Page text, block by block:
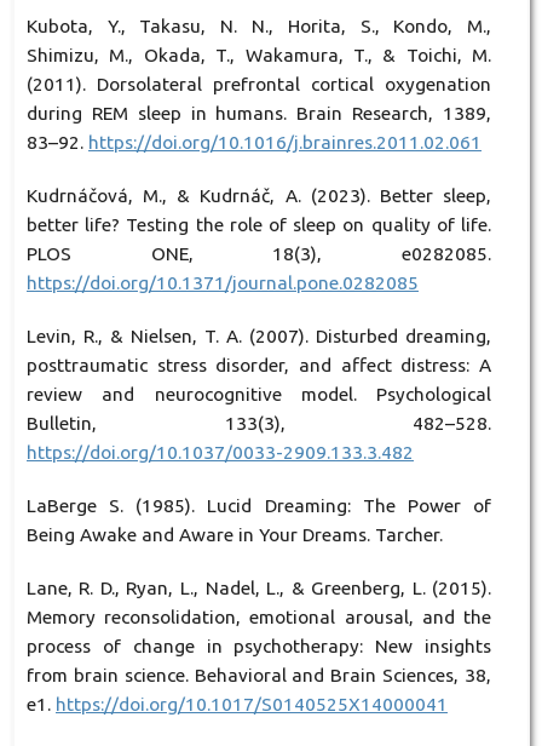
Kubota, Y., Takasu, N. N., Horita, S., Kondo, M.,
Shimizu, M., Okada, T., Wakamura, T., & Toichi, M.
(2011). Dorsolateral prefrontal cortical oxygenation
during REM sleep in humans. Brain Research, 1389,
83–92. https://doi.org/10.1016/j.brainres.2011.02.061
Kudrnáčová, M., & Kudrnáč, A. (2023). Better sleep,
better life? Testing the role of sleep on quality of life.
PLOS ONE, 18(3), e0282085.
https://doi.org/10.1371/journal.pone.0282085
Levin, R., & Nielsen, T. A. (2007). Disturbed dreaming,
posttraumatic stress disorder, and affect distress: A
review and neurocognitive model. Psychological
Bulletin, 133(3), 482–528.
https://doi.org/10.1037/0033-2909.133.3.482
LaBerge S. (1985). Lucid Dreaming: The Power of
Being Awake and Aware in Your Dreams. Tarcher.
Lane, R. D., Ryan, L., Nadel, L., & Greenberg, L. (2015).
Memory reconsolidation, emotional arousal, and the
process of change in psychotherapy: New insights
from brain science. Behavioral and Brain Sciences, 38,
e1. https://doi.org/10.1017/S0140525X14000041